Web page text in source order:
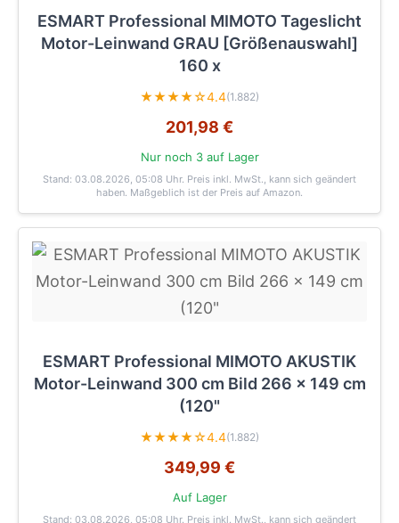
ESMART Professional MIMOTO Tageslicht
Motor-Leinwand GRAU [Größenauswahl]
160 x
★★★★☆4.4(1.882)
201,98 €
Nur noch 3 auf Lager
Stand: 03.08.2026, 05:08 Uhr. Preis inkl. MwSt., kann sich geändert
haben. Maßgeblich ist der Preis auf Amazon.
ESMART Professional MIMOTO AKUSTIK
Motor-Leinwand 300 cm Bild 266 x 149 cm
(120"
★★★★☆4.4(1.882)
349,99 €
Auf Lager
Stand: 03.08.2026, 05:08 Uhr. Preis inkl. MwSt., kann sich geändert